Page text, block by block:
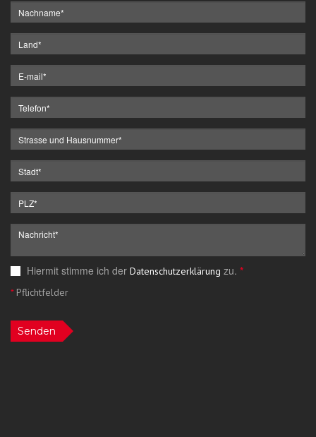
Hiermit stimme ich der Datenschutzerklärung zu. *
*Pflichtfelder
Senden